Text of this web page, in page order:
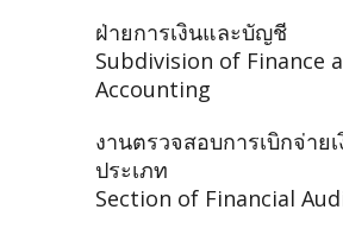
ฝ่ายการเงินและบัญชี
Subdivision of Finance
Accounting
งานตรวจสอบการเบิกจ่าย
ประเภท
Section of Financial